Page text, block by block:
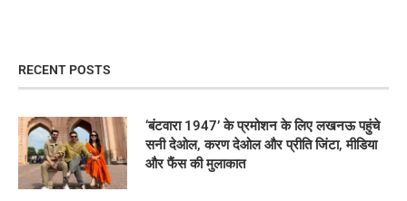
RECENT POSTS
‘बंटवारा 1947’ के प्रमोशन के लिए लखनऊ पहुंचे
सनी देओल, करण देओल और प्रीति जिंटा, मीडिया
और फैंस की मुलाकात